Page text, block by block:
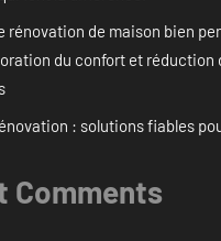
rénovation de maison bien
du confort et réduction
: solutions fiables
Comments